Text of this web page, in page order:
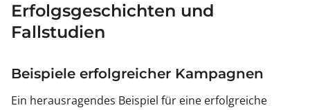
Erfolgsgeschichten und
Fallstudien
Beispiele erfolgreicher Kampagnen
Ein herausragendes Beispiel für eine erfolgreiche